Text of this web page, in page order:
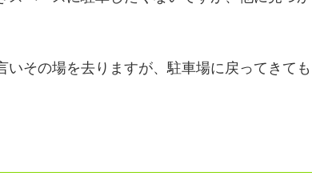
その場を去りますが、駐車場に戻ってきても